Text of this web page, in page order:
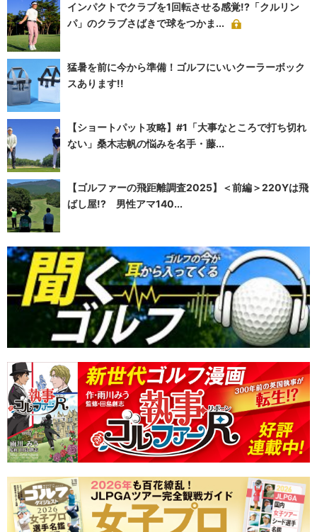
インパクトでクラブを1回転させる感覚!?「クルリン
パ」のクラブさばきで球をつかま...
猛暑を前に今から準備！ゴルフにいいクーラーボック
スあります!!
【ショートパット攻略】#1「大事なところで打ち切れ
ない」桑木志帆の悩みを名手・藤...
【ゴルファーの飛距離調査2025】＜前編＞220Yは飛
ばし屋!? 男性アマ140...